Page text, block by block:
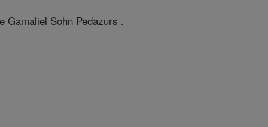
Gamaliel Sohn Pedazurs .